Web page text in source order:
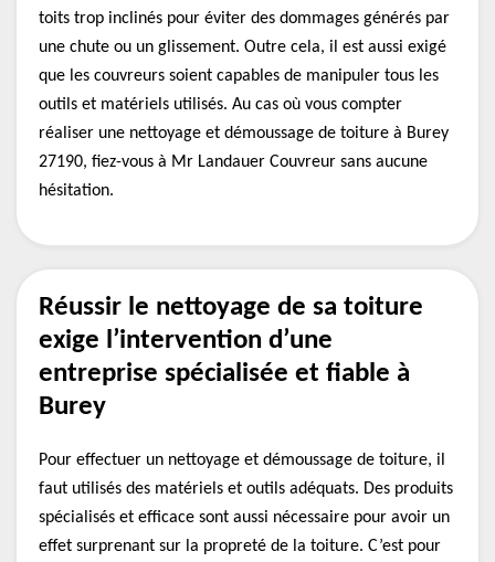
toits trop inclinés pour éviter des dommages générés par
une chute ou un glissement. Outre cela, il est aussi exigé
que les couvreurs soient capables de manipuler tous les
outils et matériels utilisés. Au cas où vous compter
réaliser une nettoyage et démoussage de toiture à Burey
27190, fiez-vous à Mr Landauer Couvreur sans aucune
hésitation.
Réussir le nettoyage de sa toiture
exige l’intervention d’une
entreprise spécialisée et fiable à
Burey
Pour effectuer un nettoyage et démoussage de toiture, il
faut utilisés des matériels et outils adéquats. Des produits
spécialisés et efficace sont aussi nécessaire pour avoir un
effet surprenant sur la propreté de la toiture. C’est pour